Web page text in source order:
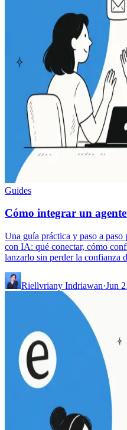
Guides
Cómo integrar un
Una guía práctica y paso a paso
con IA: qué conectar, cómo
lanzarlo sin perder la confianza
Riellvriany Indriawan·Jun